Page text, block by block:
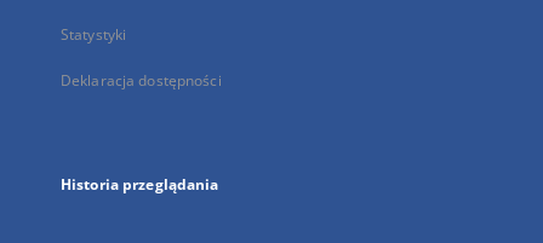
Statystyki
Deklaracja dostępności
Historia przeglądania